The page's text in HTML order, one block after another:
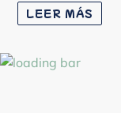
LEER MÁS